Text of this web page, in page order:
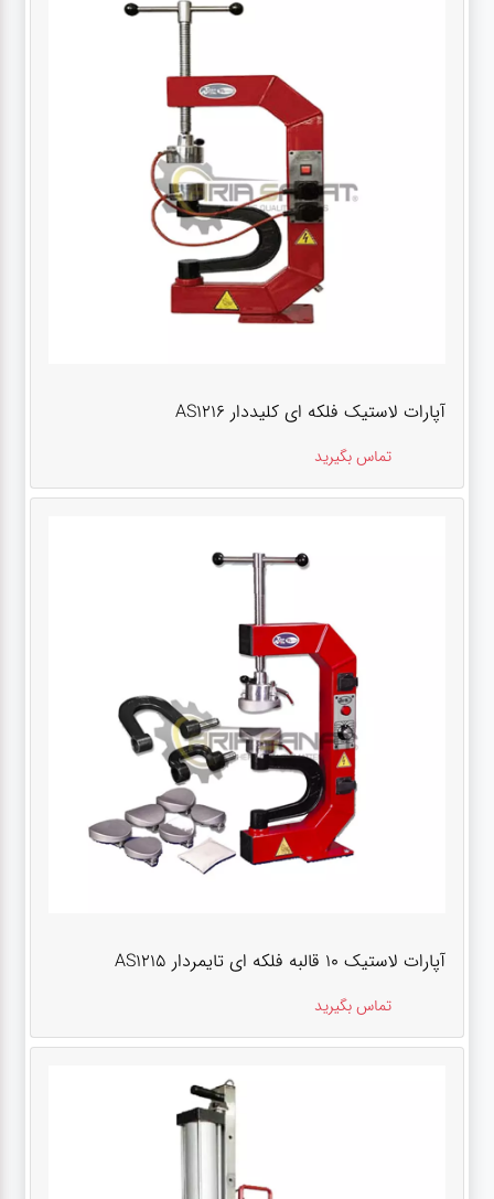
آپارات لاستیک فلکه ای کلیددار AS1216
تماس بگیرید
آپارات لاستیک 10 قالبه فلکه ای تایمردار AS1215
تماس بگیرید